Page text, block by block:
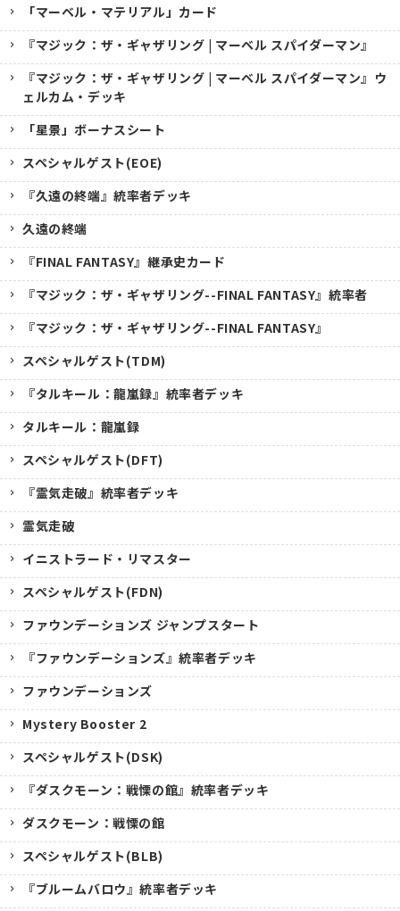
「マーベル・マテリアル」カード
『マジック：ザ・ギャザリング | マーベル スパイダーマン』
『マジック：ザ・ギャザリング | マーベル スパイダーマン』ウ
ェルカム・デッキ
「星景」ボーナスシート
スペシャルゲスト(EOE)
『久遠の終端』統率者デッキ
久遠の終端
『FINAL FANTASY』継承史カード
『マジック：ザ・ギャザリング--FINAL FANTASY』統率者
『マジック：ザ・ギャザリング--FINAL FANTASY』
スペシャルゲスト(TDM)
『タルキール：龍嵐録』統率者デッキ
タルキール：龍嵐録
スペシャルゲスト(DFT)
『霊気走破』統率者デッキ
霊気走破
イニストラード・リマスター
スペシャルゲスト(FDN)
ファウンデーションズ ジャンプスタート
『ファウンデーションズ』統率者デッキ
ファウンデーションズ
Mystery Booster 2
スペシャルゲスト(DSK)
『ダスクモーン：戦慄の館』統率者デッキ
ダスクモーン：戦慄の館
スペシャルゲスト(BLB)
『ブルームバロウ』統率者デッキ